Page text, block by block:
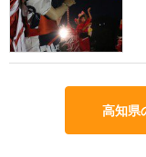
高知県